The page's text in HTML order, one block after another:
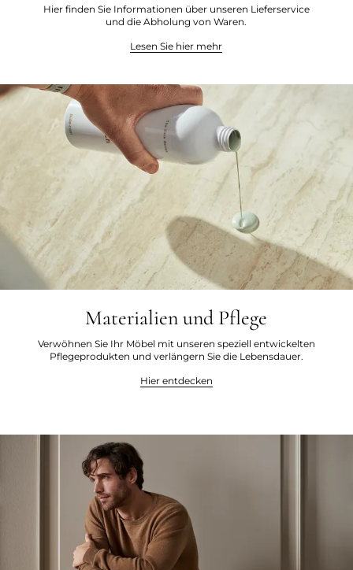
Hier finden Sie Informationen über unseren Lieferservice
und die Abholung von Waren.
Lesen Sie hier mehr
Materialien und Pflege
Verwöhnen Sie Ihr Möbel mit unseren speziell entwickelten
Pflegeprodukten und verlängern Sie die Lebensdauer.
Hier entdecken